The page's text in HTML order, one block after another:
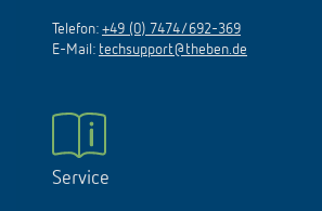
Telefon: +49 (0) 7474/692-369
E-Mail: techsupport@theben.de
Service